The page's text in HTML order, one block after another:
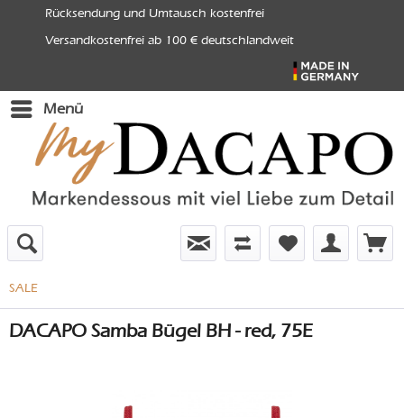
Rücksendung und Umtausch kostenfrei
Versandkostenfrei ab 100 € deutschlandweit
Menü
SALE
DACAPO Samba Bügel BH - red, 75E